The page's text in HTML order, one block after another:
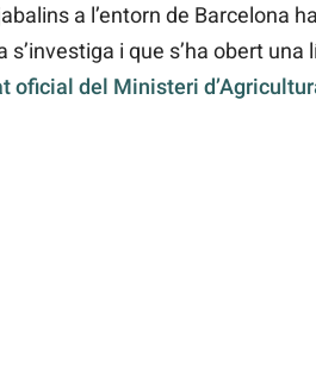
a l’entorn de Barcelona
s’investiga i que s’ha obert
oficial del Ministeri